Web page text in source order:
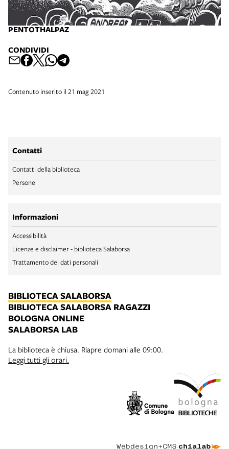
PENTOTHALPAZ
CONDIVIDI
Contenuto inserito il 21 mag 2021
Contatti
Contatti della biblioteca
Persone
Informazioni
Accessibilità
Licenze e disclaimer - biblioteca Salaborsa
Trattamento dei dati personali
BIBLIOTECA SALABORSA
BIBLIOTECA SALABORSA RAGAZZI
BOLOGNA ONLINE
SALABORSA LAB
La biblioteca è chiusa. Riapre domani alle 09:00.
Leggi tutti gli orari.